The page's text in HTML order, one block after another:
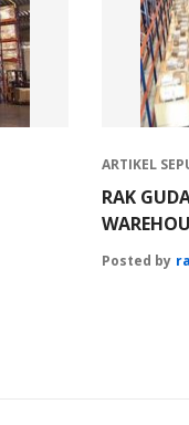
ARTIKEL
RAK
Posted by